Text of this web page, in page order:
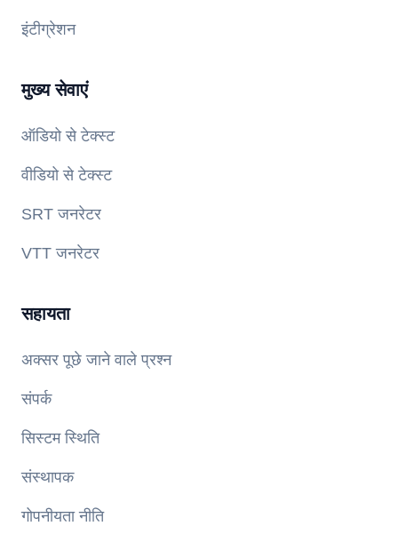
इंटीग्रेशन
मुख्य सेवाएं
ऑडियो से टेक्स्ट
वीडियो से टेक्स्ट
SRT जनरेटर
VTT जनरेटर
सहायता
अक्सर पूछे जाने वाले प्रश्न
संपर्क
सिस्टम स्थिति
संस्थापक
गोपनीयता नीति